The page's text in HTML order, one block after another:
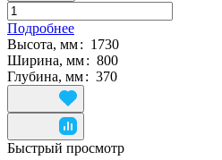
Подробнее
Высота, мм: 1730
Ширина, мм: 800
Глубина, мм: 370
Быстрый просмотр